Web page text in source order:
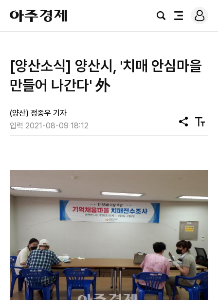
아
주
경
검
전
로
그
[양산소식] 양산시, '치매 안심마을
만들어 나간다' 外
(양산) 정종우 기자
입력 2021-08-09 18:12
공
유
텍
스